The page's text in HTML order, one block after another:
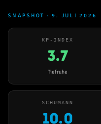
SNAPSHOT · 9. JULI 2026
KP-INDEX
3.7
Tiefruhe
SCHUMANN
10.0